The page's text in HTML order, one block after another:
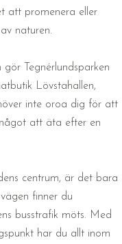
att promenera eller
naturen.
Tegnérlundsparken
Lövstahallen,
inte oroa dig för att
att äta efter en
centrum, är det bara
finner du
busstrafik möts. Med
har du allt inom